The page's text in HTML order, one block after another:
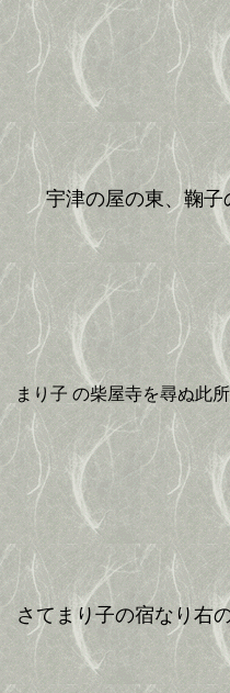
宇津の屋の東、鞠子
まり子 の柴屋寺を尋ぬ此
さてまり子の宿なり右